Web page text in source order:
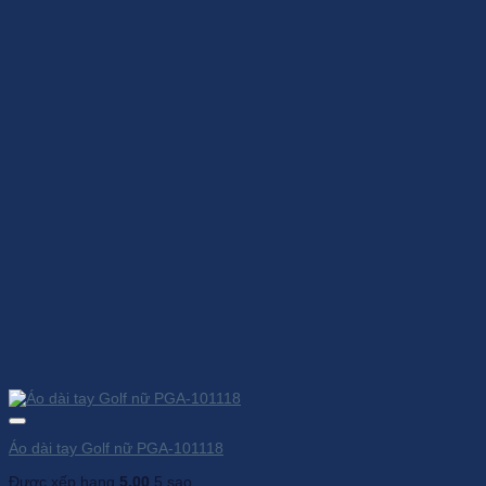
Áo dài tay Golf nữ PGA-101118
Được xếp hạng 5.00 5 sao